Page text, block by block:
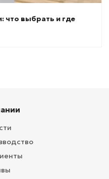
что выбрать и где